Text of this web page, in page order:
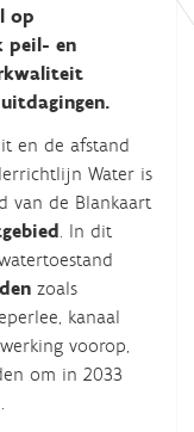
op
peil- en
en de afstand
Water is
van de Blankaart
. In dit
zoals
kanaal
voorop,
om in 2033